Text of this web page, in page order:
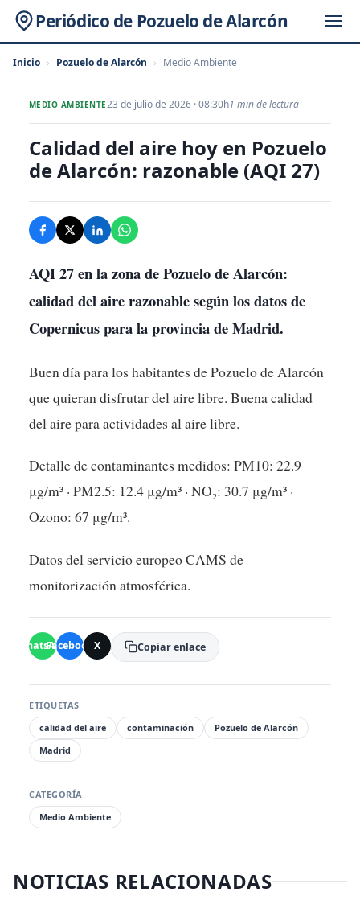
Periódico de Pozuelo de Alarcón
Inicio › Pozuelo de Alarcón › Medio Ambiente
MEDIO AMBIENTE23 de julio de 2026 · 08:30h1 min de lectura
Calidad del aire hoy en Pozuelo
de Alarcón: razonable (AQI 27)
AQI 27 en la zona de Pozuelo de Alarcón:
calidad del aire razonable según los datos de
Copernicus para la provincia de Madrid.
Buen día para los habitantes de Pozuelo de Alarcón
que quieran disfrutar del aire libre. Buena calidad
del aire para actividades al aire libre.
Detalle de contaminantes medidos: PM10: 22.9
μg/m³ · PM2.5: 12.4 μg/m³ · NO₂: 30.7 μg/m³ ·
Ozono: 67 μg/m³.
Datos del servicio europeo CAMS de
monitorización atmosférica.
WhatsApp
Facebook X Copiar enlace
ETIQUETAS
calidad del aire
contaminación
Pozuelo de Alarcón
Madrid
CATEGORÍA
Medio Ambiente
NOTICIAS RELACIONADAS